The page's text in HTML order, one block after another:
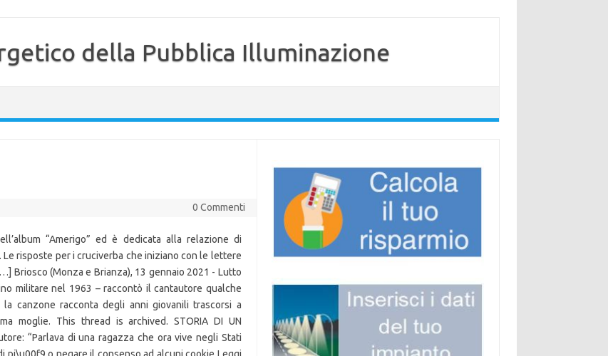
della Pubblica Illuminazione
0 Commenti
“Amerigo” ed è dedicata alla relazione di
Le risposte per i cruciverba che iniziano con le lettere
Briosco (Monza e Brianza), 13 gennaio 2021 - Lutto
militare nel 1963 – raccontò il cantautore qualche
canzone racconta degli anni giovanili trascorsi a
moglie. This thread is archived. STORIA DI UN
“Parlava di una ragazza che ora vive negli Stati